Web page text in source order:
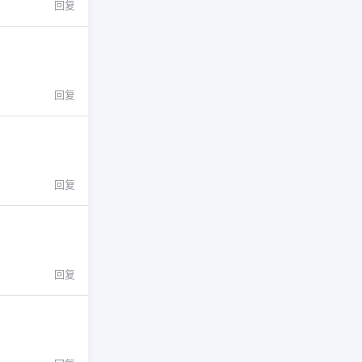
回复
回复
回复
回复